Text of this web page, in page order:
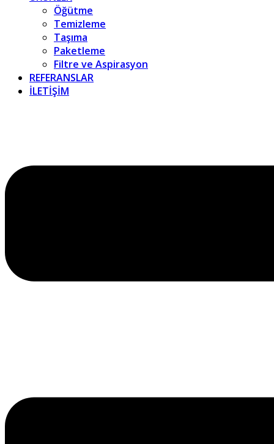
Öğütme
Temizleme
Taşıma
Paketleme
Filtre ve Aspirasyon
REFERANSLAR
İLETİŞİM